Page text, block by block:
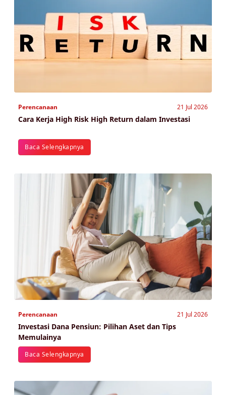
Perencanaan 21 Jul 2026
Cara Kerja High Risk High Return dalam Investasi
Baca Selengkapnya
Perencanaan 21 Jul 2026
Investasi Dana Pensiun: Pilihan Aset dan Tips
Memulainya
Baca Selengkapnya